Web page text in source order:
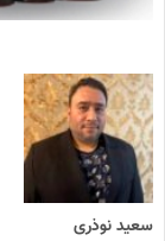
سعید نوذری